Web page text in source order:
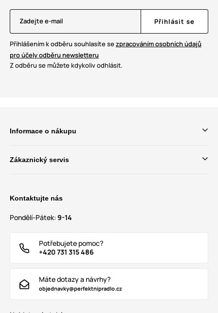
Zadejte e-mail Přihlásit se
Přihlášením k odběru souhlasíte sezpracováním osobních údajů
pro účely odběru newsletteru
Z odběru se můžete kdykoliv odhlásit.
Informace o nákupu
Zákaznický servis
Kontaktujte nás
Pondělí-Pátek: 9-14
Potřebujete pomoc?
+420 731 315 486
Máte dotazy a návrhy?
objednavky@perfektnipradlo.cz